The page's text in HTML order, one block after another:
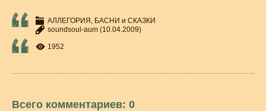
АЛЛЕГОРИЯ, БАСНИ и СКАЗКИ
soundsoul-aum (10.04.2009)
1952
Всего комментариев: 0